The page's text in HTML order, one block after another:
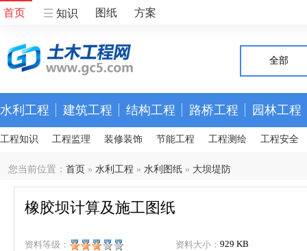
首页 知识 图纸 方案
全部
水利工程 建筑工程 结构工程 路桥工程 园林工程
工程知识 工程监理 装修装饰 节能工程 工程测绘 工程安全
您当前位置： 首页 » 水利工程 » 水利图纸 » 大坝堤防
橡胶坝计算及施工图纸
资料等级： 资料大小： 929 KB